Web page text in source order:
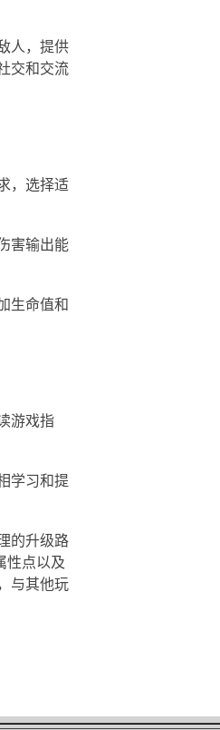
人，提供
交和交流
，选择适
害输出能
生命值和
游戏指
学习和提
的升级路
性点以及
与其他玩